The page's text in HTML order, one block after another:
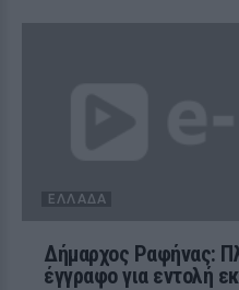
ΕΛΛΆΔΑ
Δήμαρχος Ραφήνας:
έγγραφο για εντολή